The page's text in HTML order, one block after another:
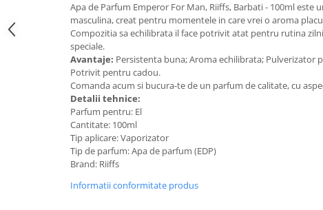
Apa de Parfum Emperor For Man, Riiffs, Barbati - 100ml este
masculina, creat pentru momentele in care vrei o aroma
Compozitia sa echilibrata il face potrivit atat pentru rutina
speciale.
Avantaje: Persistenta buna; Aroma echilibrata; Pulverizator
Potrivit pentru cadou.
Comanda acum si bucura-te de un parfum de calitate, cu
Detalii tehnice:
Parfum pentru: El
Cantitate: 100ml
Tip aplicare: Vaporizator
Tip de parfum: Apa de parfum (EDP)
Brand: Riiffs
Informatii conformitate produs